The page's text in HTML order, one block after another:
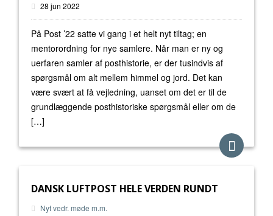
28 jun 2022
På Post ’22 satte vi gang i et helt nyt tiltag; en
mentorordning for nye samlere. Når man er ny og
uerfaren samler af posthistorie, er der tusindvis af
spørgsmål om alt mellem himmel og jord. Det kan
være svært at få vejledning, uanset om det er til de
grundlæggende posthistoriske spørgsmål eller om de
[…]
DANSK LUFTPOST HELE VERDEN RUNDT
Nyt vedr. møde m.m.